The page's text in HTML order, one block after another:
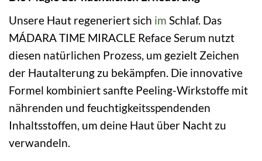
Unsere Haut regeneriert sich im Schlaf. Das
MÁDARA TIME MIRACLE Reface Serum nutzt
diesen natürlichen Prozess, um gezielt Zeichen
der Hautalterung zu bekämpfen. Die innovative
Formel kombiniert sanfte Peeling-Wirkstoffe mit
nährenden und feuchtigkeitsspendenden
Inhaltsstoffen, um deine Haut über Nacht zu
verwandeln.